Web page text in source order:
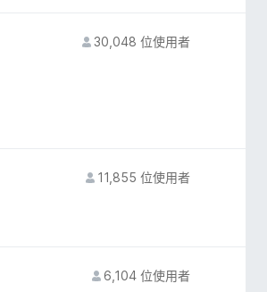
30,048 位使用者
11,855 位使用者
6,104 位使用者